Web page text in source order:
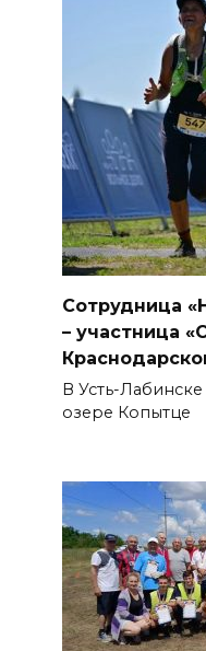
Сотрудница
– участница
В Усть-
озере Копытце